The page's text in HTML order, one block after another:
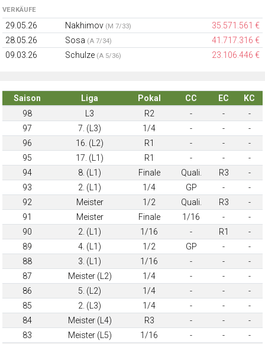
VERKÄUFE
29.05.26 Nakhimov (M 7/33)
35.571.561 €
28.05.26
Sosa (A 7/34)
41.717.316 €
09.03.26
Schulze (A 5/36) 23.106.446 €
Saison Liga Pokal CC EC
KC
98
L3 R2 - -
-
97
7. (L3) 1/4 - -
-
96
16. (L2) R1 - -
-
95
17. (L1) R1 - -
-
94
8. (L1) Finale Quali. R3
-
93
2. (L1) 1/4 GP -
-
92
Meister 1/2 Quali. R3
-
91
Meister Finale 1/16 -
-
90
2. (L1) 1/16 - R1
-
89
4. (L1) 1/2 GP -
-
88
3. (L1) 1/16 - -
-
87
Meister (L2) 1/4 - -
-
86
5. (L2) 1/4 - -
-
85
2. (L3) 1/4 - -
-
84
Meister (L4) R3 - -
-
83
Meister (L5) 1/16 - -
-